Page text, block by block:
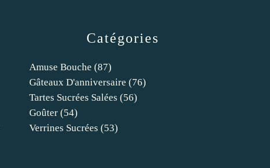
Catégories
Amuse Bouche (87)
Gâteaux D'anniversaire (76)
Tartes Sucrées Salées (56)
Goûter (54)
Verrines Sucrées (53)